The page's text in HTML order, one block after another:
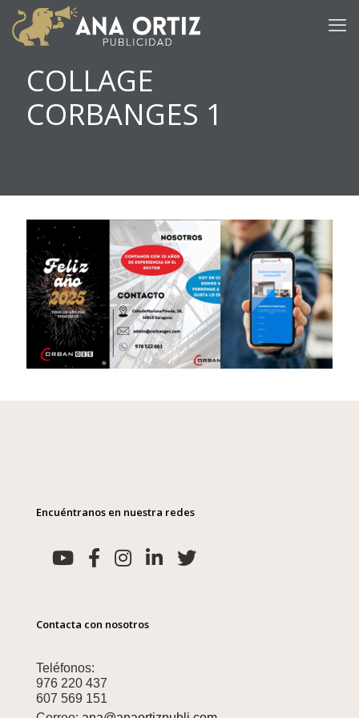
COLLAGE
CORBANGES 1
Encuéntranos en nuestra redes
Contacta con nosotros
Teléfonos:
976 220 437
607 569 151